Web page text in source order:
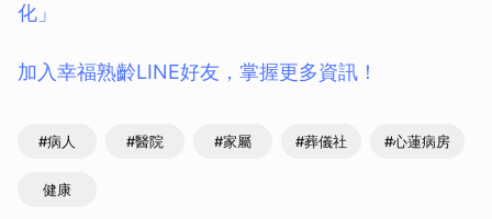
化」
加入幸福熟齡LINE好友，掌握更多資訊！
#病人 #醫院 #家屬 #葬儀社 #心蓮病房
健康